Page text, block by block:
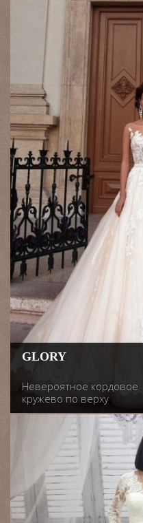
GLORY
Невероятное кордовое
кружево по верху
корсете, нежная оттелка